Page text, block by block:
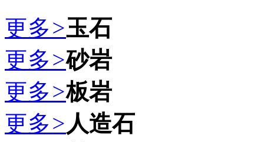
更多>玉石
更多>砂岩
更多>板岩
更多> 人造石